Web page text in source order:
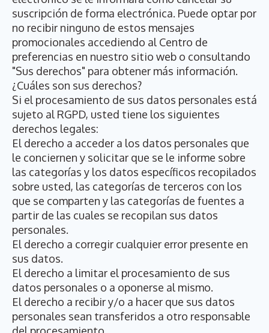
suscripción de forma electrónica. Puede optar por
no recibir ninguno de estos mensajes
promocionales accediendo al Centro de
preferencias en nuestro sitio web o consultando
"Sus derechos" para obtener más información.
¿Cuáles son sus derechos?
Si el procesamiento de sus datos personales está
sujeto al RGPD, usted tiene los siguientes
derechos legales:
El derecho a acceder a los datos personales que
le conciernen y solicitar que se le informe sobre
las categorías y los datos específicos recopilados
sobre usted, las categorías de terceros con los
que se comparten y las categorías de fuentes a
partir de las cuales se recopilan sus datos
personales.
El derecho a corregir cualquier error presente en
sus datos.
El derecho a limitar el procesamiento de sus
datos personales o a oponerse al mismo.
El derecho a recibir y/o a hacer que sus datos
personales sean transferidos a otro responsable